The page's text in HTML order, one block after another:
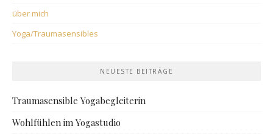
über mich
Yoga/Traumasensibles
NEUESTE BEITRÄGE
Traumasensible Yogabegleiterin
Wohlfühlen im Yogastudio